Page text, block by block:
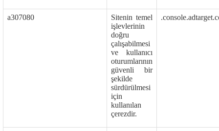
a307080
Sitenin temel
işlevlerinin
doğru
çalışabilmesi
ve kullanıcı
oturumlarının
güvenli bir
şekilde
sürdürülmesi
için
kullanılan
çerezdir.